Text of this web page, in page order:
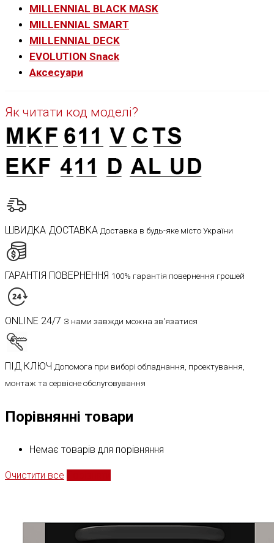
MILLENNIAL BLACK MASK
MILLENNIAL SMART
MILLENNIAL DECK
EVOLUTION Snack
Аксесуари
Як читати код моделі?
ШВИДКА ДОСТАВКА Доставка в будь-яке місто України
ГАРАНТІЯ ПОВЕРНЕННЯ 100% гарантія повернення грошей
ONLINE 24/7 З нами завжди можна зв'язатися
ПІД КЛЮЧ Допомога при виборі обладнання, проектування,
монтаж та сервісне обслуговування
Порівнянні товари
Немає товарів для порівняння
Очистити все